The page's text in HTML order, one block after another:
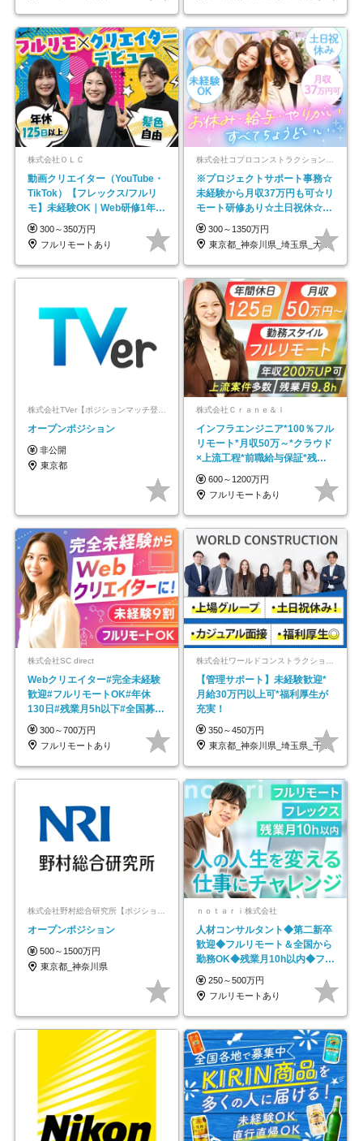
株式会社ＯＬＣ
動画クリエイター（YouTube・
TikTok）【フレックス/フルリ
モ】未経験OK｜Web研修1年間
｜副業OK
300～350万円
フルリモートあり
※プロジェクトサポート事務☆
未経験から月収37万円も可☆リ
モート研修あり☆土日祝休☆20
代～30代活躍/b
300～1350万円
東京都_神奈川県_埼玉県_大阪府_愛知県…
株式会社TVer【ポジションマッチ登録】
オープンポジション
非公開
東京都
株式会社Ｃｒａｎｅ＆Ｉ
インフラエンジニア*100％フル
リモート*月収50万～*クラウド
×上流工程*前職給与保証*残業
月9.8h
600～1200万円
フルリモートあり
株式会社SC direct
Webクリエイター#完全未経験
歓迎#フルリモートOK#年休
130日#残業月5h以下#全国募集
#最大1年の研修
300～700万円
フルリモートあり
【管理サポート】未経験歓迎*
月給30万円以上可*福利厚生が
充実！
350～450万円
東京都_神奈川県_埼玉県_千葉県_大阪府…
オープンポジション
500～1500万円
東京都_神奈川県
ｎｏｔａｒｉ株式会社
人材コンサルタント◆第二新卒
歓迎◆フルリモート＆全国から
勤務OK◆残業月10h以内◆フレ
ックス制
250～500万円
フルリモートあり